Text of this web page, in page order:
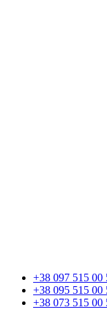
+38 097 515 00
+38 095 515 00
+38 073 515 00